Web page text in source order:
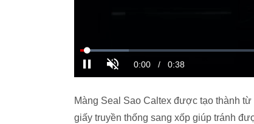
Màng Seal Sao Caltex được tạo thành
giấy truyền thống sang xốp giúp tránh